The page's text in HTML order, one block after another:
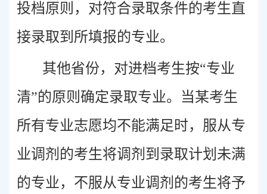
投档原则，对符合录取条件的考生直
接录取到所填报的专业。
其他省份，对进档考生按“专业
清”的原则确定录取专业。当某考生
所有专业志愿均不能满足时，服从专
业调剂的考生将调剂到录取计划未满
的专业，不服从专业调剂的考生将予